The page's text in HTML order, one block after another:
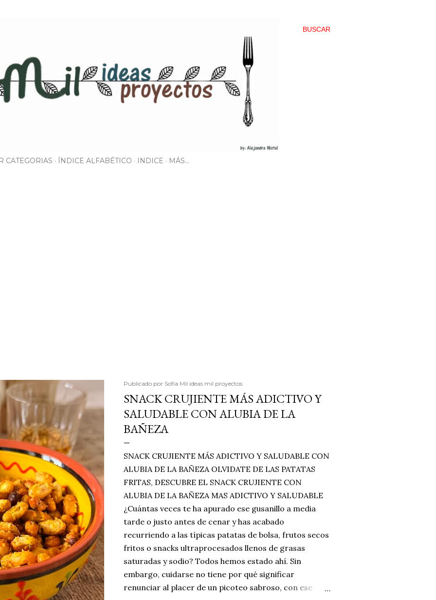
BUSCAR
CATEGORIAS ÍNDICE ALFABÉTICO INDICE MÁS…
Publicado por Sofía Mil ideas mil proyectos
SNACK CRUJIENTE MÁS ADICTIVO Y
SALUDABLE CON ALUBIA DE LA
BAÑEZA
SNACK CRUJIENTE MÁS ADICTIVO Y SALUDABLE CON
ALUBIA DE LA BAÑEZA OLVIDATE DE LAS PATATAS
FRITAS, DESCUBRE EL SNACK CRUJIENTE CON
ALUBIA DE LA BAÑEZA MAS ADICTIVO Y SALUDABLE
¿Cuántas veces te ha apurado ese gusanillo a media
tarde o justo antes de cenar y has acabado
recurriendo a las típicas patatas de bolsa, frutos secos
fritos o snacks ultraprocesados llenos de grasas
saturadas y sodio? Todos hemos estado ahí. Sin
embargo, cuidarse no tiene por qué significar
renunciar al placer de un picoteo sabroso, con ese